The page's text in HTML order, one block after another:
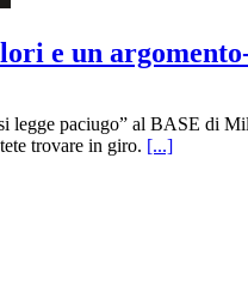
e un
legge paciugo” al BASE di
trovare in giro. [...]